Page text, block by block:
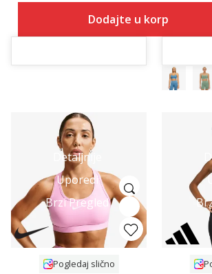
Dodajte u korpu
Detaljnije
Uporedi
Brzi Pregled
Pogledaj slično